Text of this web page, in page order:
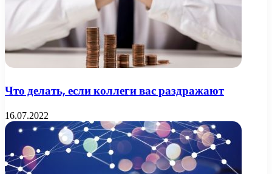
Что делать, если коллеги вас раздражают
16.07.2022